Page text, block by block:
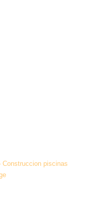
Construccion piscinas